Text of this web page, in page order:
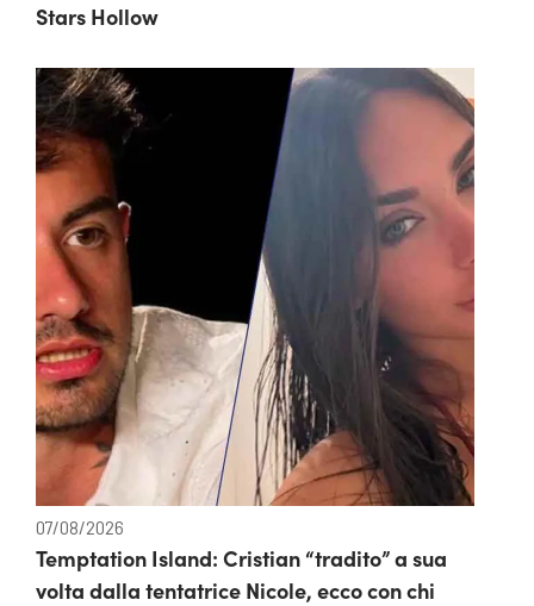
Stars Hollow
07/08/2026
Temptation Island: Cristian “tradito” a sua
volta dalla tentatrice Nicole, ecco con chi